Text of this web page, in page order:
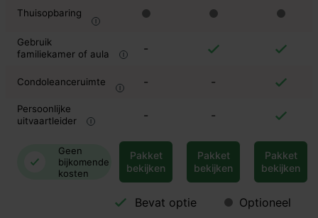
Thuisopbaring
Gebruik
familiekamer of aula
-
Condoleanceruimte - -
Persoonlijke
uitvaartleider
- -
Geen
bijkomende
kosten
Pakket
bekijken
Pakket
bekijken
Pakket
bekijken
Bevat optie Optioneel